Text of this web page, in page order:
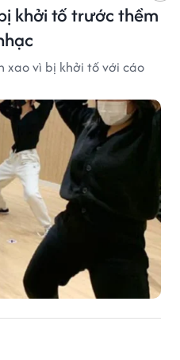
khởi tố trước thềm
xao vì bị khởi tố với cáo